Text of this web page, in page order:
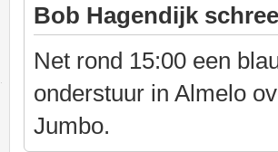
Bob Hagendijk
Net rond 15:00 een
onderstuur in Almelo
Jumbo.